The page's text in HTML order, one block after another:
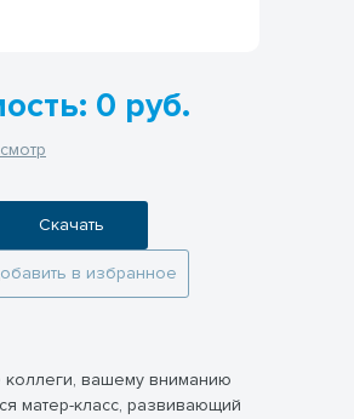
0 руб.
Скачать
в избранное
вашему вниманию
матер-класс, развивающий